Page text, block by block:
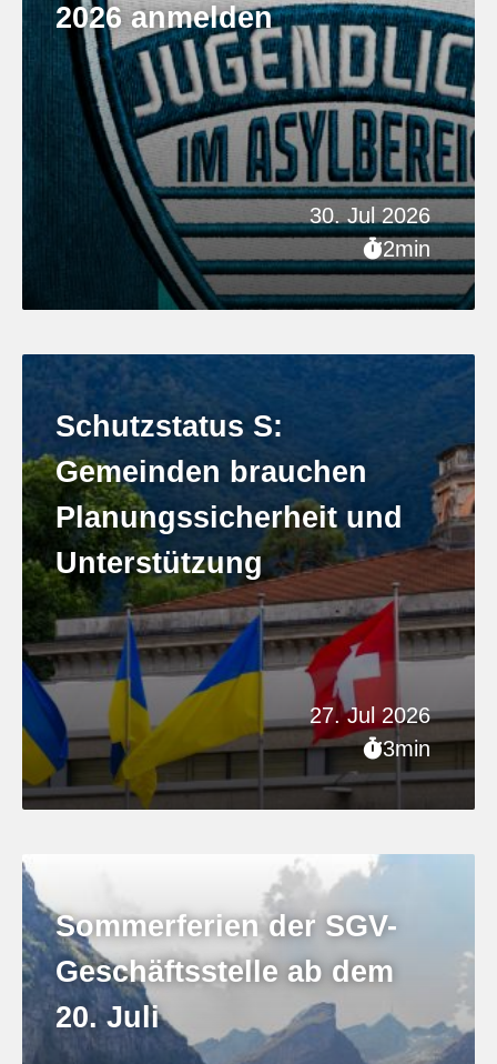
30. Jul 2026
2min
2026 anmelden
27. Jul 2026
3min
Schutzstatus S:
Gemeinden brauchen
Planungssicherheit und
Unterstützung
Sommerferien der SGV-
Geschäftsstelle ab dem
20. Juli